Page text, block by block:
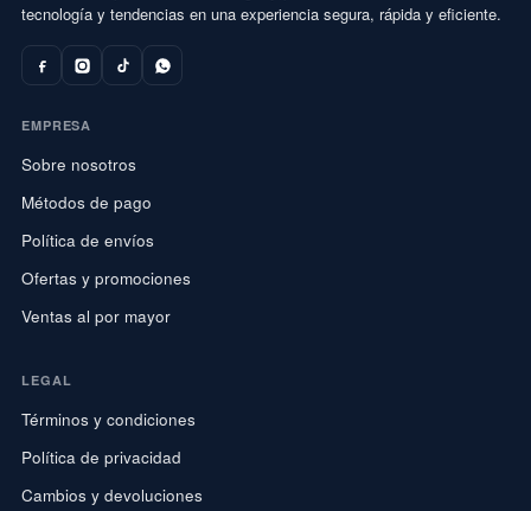
tecnología y tendencias en una experiencia segura, rápida y eficiente.
EMPRESA
Sobre nosotros
Métodos de pago
Política de envíos
Ofertas y promociones
Ventas al por mayor
LEGAL
Términos y condiciones
Política de privacidad
Cambios y devoluciones